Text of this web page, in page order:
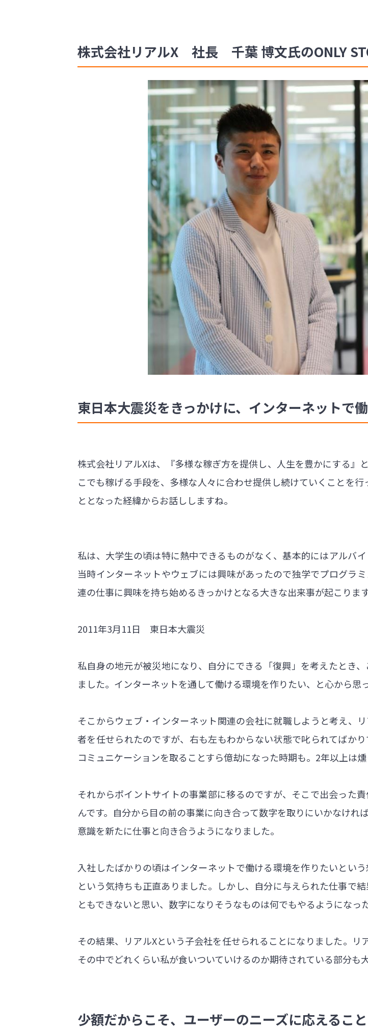
株式会社リアルX 社長 千葉 博文氏のONLY
東日本大震災をきっかけに、インターネットで
株式会社リアルXは、『多様な稼ぎ方を提供し、人生を豊かにする』
こでも稼げる手段を、多様な人々に合わせ提供し続けていくことを
ととなった経緯からお話ししますね。
私は、大学生の頃は特に熱中できるものがなく、基本的にはアルバ
当時インターネットやウェブには興味があったので独学でプログラ
連の仕事に興味を持ち始めるきっかけとなる大きな出来事が起こります
2011年3月11日 東日本大震災
私自身の地元が被災地になり、自分にできる「復興」を考えたとき
ました。インターネットを通して働ける環境を作りたい、と心から思
そこからウェブ・インターネット関連の会社に就職しようと考え、
者を任せられたのですが、右も左もわからない状態で叱られてばか
コミュニケーションを取ることすら億劫になった時期も。2年以上は燻
それからポイントサイトの事業部に移るのですが、そこで出会った
んです。自分から目の前の事業に向き合って数字を取りにいかなけれ
意識を新たに仕事と向き合うようになりました。
入社したばかりの頃はインターネットで働ける環境を作りたいとい
という気持ちも正直ありました。しかし、自分に与えられた仕事で
ともできないと思い、数字になりそうなものは何でもやるようになった
その結果、リアルXという子会社を任せられることになりました。リ
その中でどれくらい私が食いついていけるのか期待されている部分も
少額だからこそ、ユーザーのニーズに応えるこ